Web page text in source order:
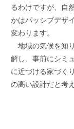
るわけですが、自
かはパッシブデザ
変わります。
地域の気候を知
解し、事前にシミ
に近づける家づく
の高い設計だと考